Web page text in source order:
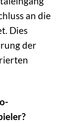
an die
Dies
der